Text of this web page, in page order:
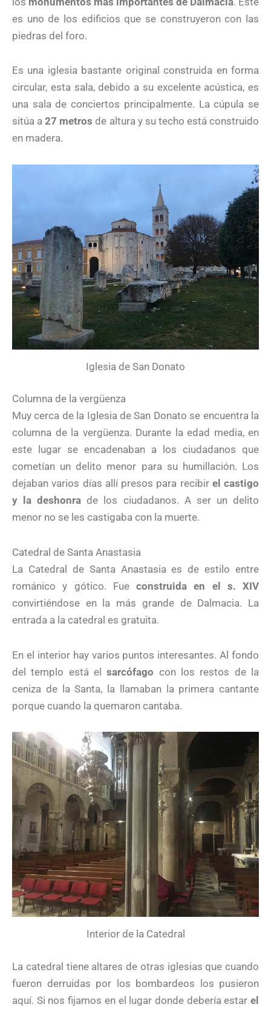
es uno de los edificios que se construyeron con las
piedras del foro.
Es una iglesia bastante original construida en forma
circular, esta sala, debido a su excelente acústica, es
una sala de conciertos principalmente. La cúpula se
sitúa a27 metros de altura y su techo está construido
en madera.
Iglesia de San Donato
Columna de la vergüenza
Muy cerca de la Iglesia de San Donato se encuentra la
columna de la vergüenza. Durante la edad media, en
este lugar se encadenaban a los ciudadanos que
cometían un delito menor para su humillación. Los
dejaban varios días allí presos para recibir el castigo
y la deshonra de los ciudadanos. A ser un delito
menor no se les castigaba con la muerte.
Catedral de Santa Anastasia
La Catedral de Santa Anastasia es de estilo entre
románico y gótico. Fue construida en el s. XIV
convirtiéndose en la más grande de Dalmacia. La
entrada a la catedral es gratuita.
En el interior hay varios puntos interesantes. Al fondo
del templo está elsarcófago con los restos de la
ceniza de la Santa, la llamaban la primera cantante
porque cuando la quemaron cantaba.
Interior de la Catedral
La catedral tiene altares de otras iglesias que cuando
fueron derruidas por los bombardeos los pusieron
aquí. Si nos fijamos en el lugar donde debería estar el